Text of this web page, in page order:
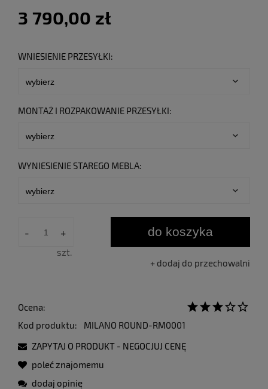
3 790,00 zł
WNIESIENIE PRZESYŁKI:
MONTAŻ I ROZPAKOWANIE PRZESYŁKI:
WYNIESIENIE STAREGO MEBLA:
- +
szt.
do koszyka
dodaj do przechowalni
Ocena:
Kod produktu:
MILANO ROUND-RM0001
ZAPYTAJ O PRODUKT - NEGOCJUJ CENĘ
poleć znajomemu
dodaj opinię